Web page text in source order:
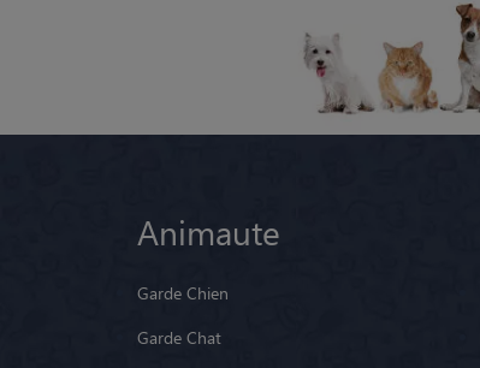
Animaute
Garde Chien
Garde Chat